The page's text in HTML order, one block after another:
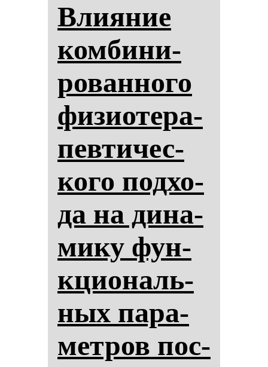
Вли­яние
ком­би­ни­
ро­ван­но­го
фи­зи­оте­ра­
пев­ти­чес­
ко­го под­хо­
да на ди­на­
ми­ку фун­
кци­ональ­
ных па­ра­
мет­ров пос­